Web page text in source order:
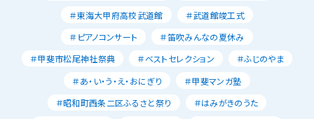
＃東海大甲府高校武道館
＃武道館竣工式
＃ピアノコンサート
＃笛吹みんなの夏休み
＃甲斐市松尾神社祭典
＃ベストセレクション
＃ふじのやま
＃あ・い・う・え・おにぎり
＃甲斐マンガ塾
＃昭和町西条二区ふるさと祭り
＃はみがきのうた